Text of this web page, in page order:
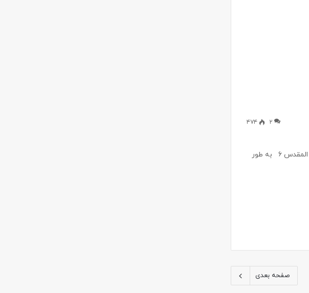
۲ ۴۷۴
خاطره حاج حسن پندآسا درباره عملیات بیت المقدس ۶ به طور
صفحه بعدی